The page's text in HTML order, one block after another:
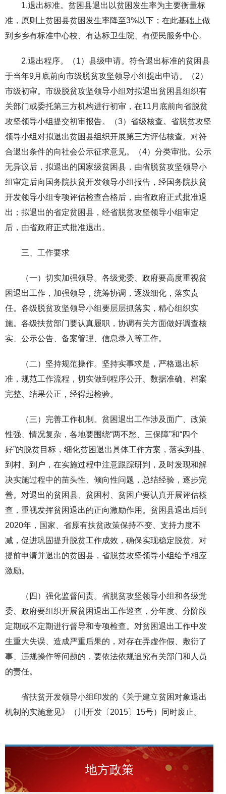
1.退出标准。贫困县退出以贫困发生率为主要衡量标
准，原则上贫困县贫困发生率降至3%以下；在此基础上做
到乡乡有标准中心校、有达标卫生院、有便民服务中心。
2.退出程序。（1）县级申请。符合退出标准的贫困县
于当年9月底前向市级脱贫攻坚领导小组提出申请。（2）
市级初审。市级脱贫攻坚领导小组对拟退出贫困县组织有
关部门或委托第三方机构进行初审，在11月底前向省脱贫
攻坚领导小组提交初审报告。（3）省级核查。省脱贫攻坚
领导小组对拟退出贫困县组织开展第三方评估核查。对符
合退出条件的向社会公示征求意见。（4）分类审批。公示
无异议后，拟退出的国家级贫困县，由省脱贫攻坚领导小
组审定后向国务院扶贫开发领导小组报告，经国务院扶贫
开发领导小组专项评估检查合格后，由省政府正式批准退
出；拟退出的省定贫困县，经省脱贫攻坚领导小组审定
后，由省政府正式批准退出。
三、工作要求
（一）切实加强领导。各级党委、政府要高度重视贫
困退出工作，加强领导，统筹协调，逐级细化，落实责
任。各级脱贫攻坚领导小组要层层抓落实，精心组织实
施。各级扶贫部门要认真履职，协调有关方面做好调查核
实、公示公告、备案管理、信息录入等工作。
（二）坚持规范操作。坚持实事求是，严格退出标
准，规范工作流程，切实做到程序公开、数据准确、档案
完整、结果公正，经得起检验。
（三）完善工作机制。贫困退出工作涉及面广、政策
性强、情况复杂，各地要围绕“两不愁、三保障”和“四个
好”的脱贫目标，细化贫困退出具体工作方案，落实到县、
到村、到户，在实施过程中注意跟踪研判，及时发现和解
决实施过程中的苗头性、倾向性问题，总结经验，逐步完
善。对退出的贫困县、贫困村、贫困户要认真开展评估核
查，重视发挥贫困退出的正向激励作用。贫困县退出后到
2020年，国家、省原有扶贫政策保持不变、支持力度不
减，促进巩固提升脱贫工作成效，确保实现稳定脱贫。对
提前申请并退出的贫困县，省脱贫攻坚领导小组给予相应
激励。
（四）强化监督问责。省脱贫攻坚领导小组和各级党
委、政府要组织开展贫困退出工作巡查，分年度、分阶段
定期或不定期进行督导和专项检查。对贫困退出工作中发
生重大失误、造成严重后果的，对存在弄虚作假、敷衍了
事、违规操作等问题的，要依法依规追究有关部门和人员
的责任。
省扶贫开发领导小组印发的《关于建立贫困对象退出
机制的实施意见》（川开发〔2015〕15号）同时废止。
地方政策